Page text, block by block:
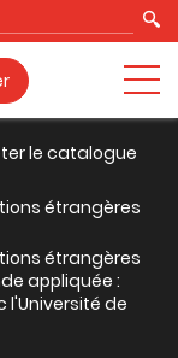
le catalogue
étrangères
étrangères
appliquée :
de